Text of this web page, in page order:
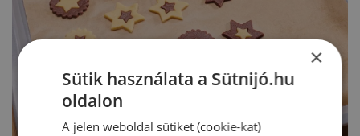
×
Sütik használata a Sütnijó.hu
oldalon
A jelen weboldal sütiket (cookie-kat)